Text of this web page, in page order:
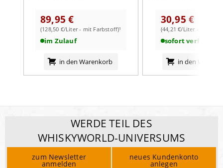
89,95 €
(128,50 €/Liter - mit Farbstoff)¹
im Zulauf
in den Warenkorb
30,95 €
(44,21 €/Liter - mit
sofort verfügbar
in den
WERDE TEIL DES
WHISKYWORLD-UNIVERSUMS
zum Newsletter
anmelden
neues Kundenkonto
anlegen